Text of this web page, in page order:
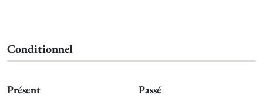
Conditionnel
Présent Passé